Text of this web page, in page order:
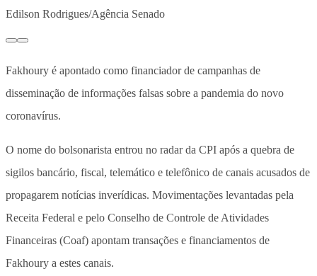
Edilson Rodrigues/Agência Senado
Fakhoury é apontado como financiador de campanhas de
disseminação de informações falsas sobre a pandemia do novo
coronavírus.
O nome do bolsonarista entrou no radar da CPI após a quebra de
sigilos bancário, fiscal, telemático e telefônico de canais acusados de
propagarem notícias inverídicas. Movimentações levantadas pela
Receita Federal e pelo Conselho de Controle de Atividades
Financeiras (Coaf) apontam transações e financiamentos de
Fakhoury a estes canais.